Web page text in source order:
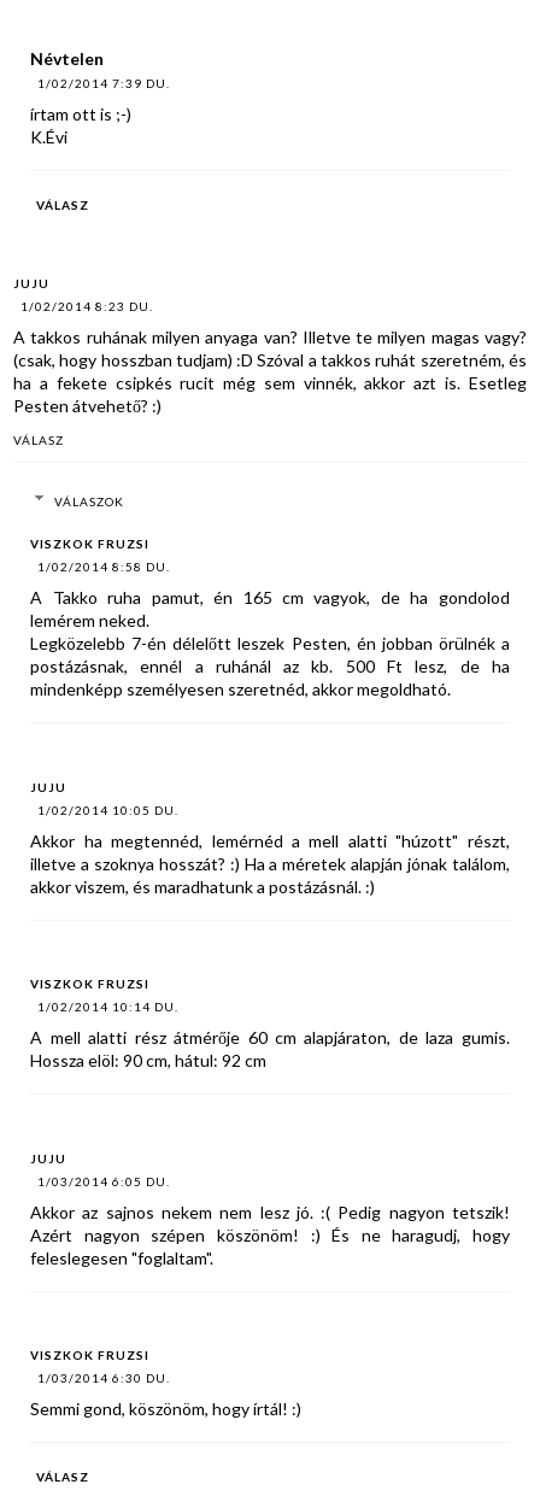
Névtelen
1/02/2014 7:39 DU.
írtam ott is ;-)
K.Évi
VÁLASZ
JUJU
1/02/2014 8:23 DU.
A takkos ruhának milyen anyaga van? Illetve te milyen magas vagy?
(csak, hogy hosszban tudjam) :D Szóval a takkos ruhát szeretném, és
ha a fekete csipkés rucit még sem vinnék, akkor azt is. Esetleg
Pesten átvehető? :)
VÁLASZ
VÁLASZOK
VISZKOK FRUZSI
1/02/2014 8:58 DU.
A Takko ruha pamut, én 165 cm vagyok, de ha gondolod
lemérem neked.
Legközelebb 7-én délelőtt leszek Pesten, én jobban örülnék a
postázásnak, ennél a ruhánál az kb. 500 Ft lesz, de ha
mindenképp személyesen szeretnéd, akkor megoldható.
JUJU
1/02/2014 10:05 DU.
Akkor ha megtennéd, lemérnéd a mell alatti "húzott" részt,
illetve a szoknya hosszát? :) Ha a méretek alapján jónak találom,
akkor viszem, és maradhatunk a postázásnál. :)
VISZKOK FRUZSI
1/02/2014 10:14 DU.
A mell alatti rész átmérője 60 cm alapjáraton, de laza gumis.
Hossza elöl: 90 cm, hátul: 92 cm
JUJU
1/03/2014 6:05 DU.
Akkor az sajnos nekem nem lesz jó. :( Pedig nagyon tetszik!
Azért nagyon szépen köszönöm! :) És ne haragudj, hogy
feleslegesen "foglaltam".
VISZKOK FRUZSI
1/03/2014 6:30 DU.
Semmi gond, köszönöm, hogy írtál! :)
VÁLASZ